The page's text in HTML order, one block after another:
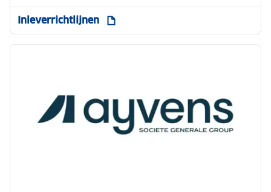
Inleverrichtlijnen